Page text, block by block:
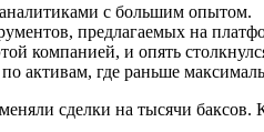
с большим опытом.
предлагаемых на
компанией, и опять
активам, где раньше
сделки на тысячи баксов.